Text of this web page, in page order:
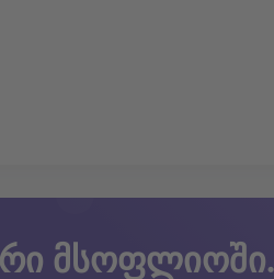
მსოფლიოში.